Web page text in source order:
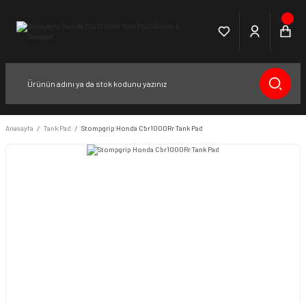
Anasayfa Tank Pad Stompgrip Honda Cbr1000Rr Tank Pad